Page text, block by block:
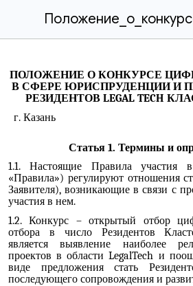
ПОЛОЖЕНИЕ О КОНКУРСЕ
В СФЕРЕ ЮРИСПРУДЕНЦИИ И
РЕЗИДЕНТОВ LEGAL TECH
г. Казань
Статья 1. Термины и
1.1. Настоящие Правила участия
«Правила») регулируют отношения
Заявителя), возникающие в связи с
участия в нем.
1.2. Конкурс – открытый отбор
отбора в число Резидентов
является выявление наиболее
проектов в области LegalTech и
виде предложения стать
последующего сопровождения и